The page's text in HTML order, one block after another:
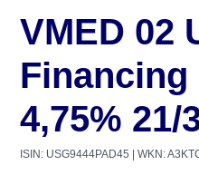
VMED 02
Financing
4,75% 21/
ISIN: USG9444PAD45 | WKN: